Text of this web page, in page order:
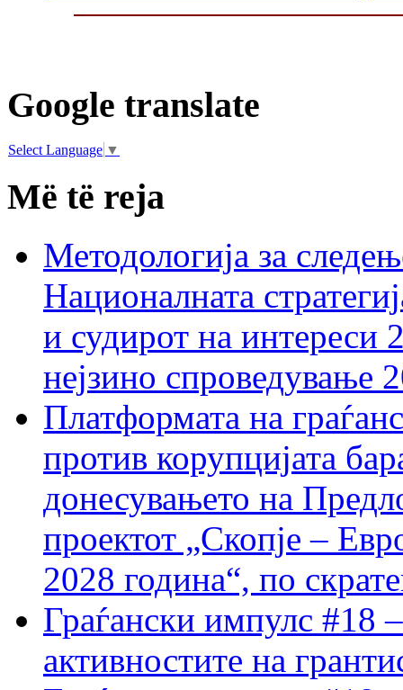
Google translate
Select Language ▼
Më të reja
Методологија за
Националната
и судирот на интереси
нејзино спроведување
Платформата на
против корупцијата
донесувањето на
проектот „Скопје –
2028 година“, по
Граѓански импулс #18
активностите на